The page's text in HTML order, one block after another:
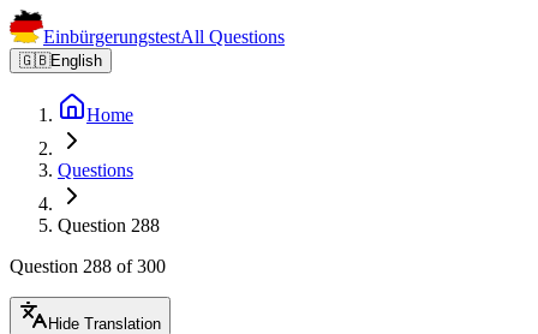
EinbürgerungstestAll Questions
🇬🇧English
Home
Questions
Question 288
Question 288 of 300
Hide Translation